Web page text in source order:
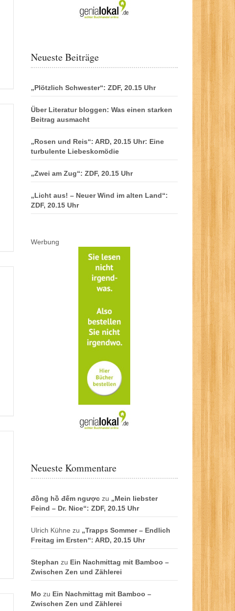
Neueste Beiträge
„Plötzlich Schwester“: ZDF, 20.15 Uhr
Über Literatur bloggen: Was einen starken
Beitrag ausmacht
„Rosen und Reis“: ARD, 20.15 Uhr: Eine
turbulente Liebeskomödie
„Zwei am Zug“: ZDF, 20.15 Uhr
„Licht aus! – Neuer Wind im alten Land“:
ZDF, 20.15 Uhr
Werbung
Neueste Kommentare
đồng hồ đếm ngược zu „Mein liebster
Feind – Dr. Nice“: ZDF, 20.15 Uhr
Ulrich Kühne zu „Trapps Sommer – Endlich
Freitag im Ersten“: ARD, 20.15 Uhr
Stephan zu Ein Nachmittag mit Bamboo –
Zwischen Zen und Zählerei
Mo zu Ein Nachmittag mit Bamboo –
Zwischen Zen und Zählerei